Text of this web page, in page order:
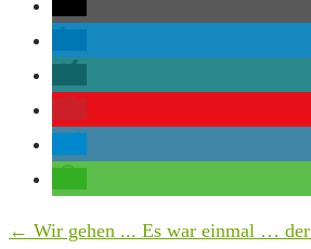
← Wir gehen ... Es war einmal …